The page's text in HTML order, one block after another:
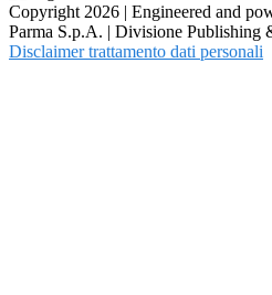
Copyright 2026 | Engineered and
Parma S.p.A. | Divisione Publishing
Disclaimer trattamento dati personali